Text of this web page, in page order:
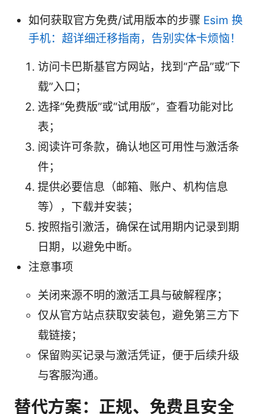
如何获取官方免费/试用版本的步骤 Esim 换
手机：超详细迁移指南，告别实体卡烦恼！
访问卡巴斯基官方网站，找到“产品”或“下
载”入口；
选择“免费版”或“试用版”，查看功能对比
表；
阅读许可条款，确认地区可用性与激活条
件；
提供必要信息（邮箱、账户、机构信息
等），下载并安装；
按照指引激活，确保在试用期内记录到期
日期，以避免中断。
注意事项
关闭来源不明的激活工具与破解程序；
仅从官方站点获取安装包，避免第三方下
载链接；
保留购买记录与激活凭证，便于后续升级
与客服沟通。
替代方案：正规、免费且安全